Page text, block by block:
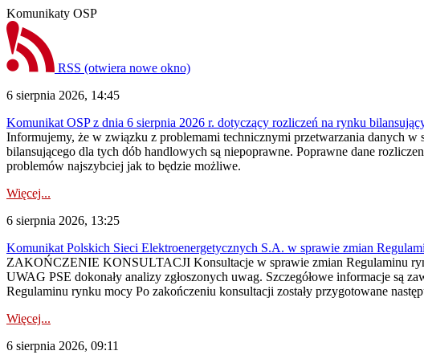
Komunikaty OSP
RSS (otwiera nowe okno)
6 sierpnia 2026, 14:45
Komunikat OSP z dnia 6 sierpnia 2026 r. dotyczący rozliczeń na rynku
Informujemy, że w związku z problemami technicznymi przetwarzania danych
bilansującego dla tych dób handlowych są niepoprawne. Poprawne dane
problemów najszybciej jak to będzie możliwe.
Więcej...
6 sierpnia 2026, 13:25
Komunikat Polskich Sieci Elektroenergetycznych S.A. w sprawie zmian
ZAKOŃCZENIE KONSULTACJI Konsultacje w sprawie zmian Regulaminu
UWAG PSE dokonały analizy zgłoszonych uwag. Szczegółowe informacje
Regulaminu rynku mocy Po zakończeniu konsultacji zostały przygotowane
Więcej...
6 sierpnia 2026, 09:11